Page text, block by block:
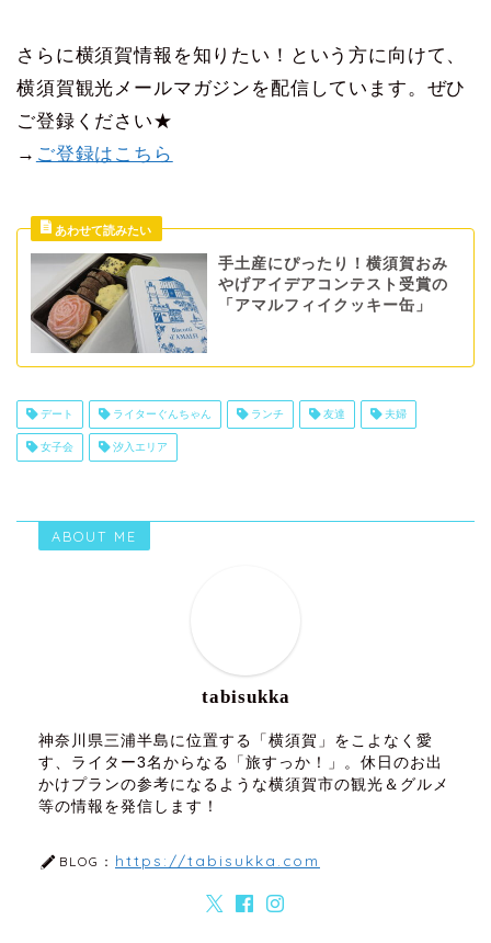
さらに横須賀情報を知りたい！という方に向けて、
横須賀観光メールマガジンを配信しています。ぜひ
ご登録ください★
→ ご登録はこちら
手土産にぴったり！横須賀おみ
やげアイデアコンテスト受賞の
「アマルフィイクッキー缶」
デート ライターぐんちゃん ランチ 友達 夫婦
女子会 汐入エリア
ABOUT ME
tabisukka
神奈川県三浦半島に位置する「横須賀」をこよなく愛
す、ライター3名からなる「旅すっか！」。休日のお出
かけプランの参考になるような横須賀市の観光＆グルメ
等の情報を発信します！
BLOG： https://tabisukka.com